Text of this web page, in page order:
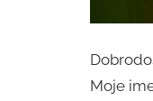
Moje